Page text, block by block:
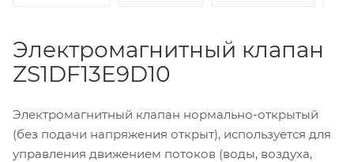
Электромагнитный клапан
ZS1DF13E9D10
Электромагнитный клапан нормально-открытый
(без подачи напряжения открыт), используется для
управления движением потоков (воды, воздуха,